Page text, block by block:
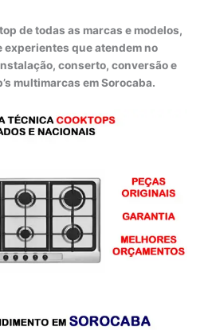
de todas as marcas e modelos,
que atendem no
conserto, conversão e
multimarcas em Sorocaba.